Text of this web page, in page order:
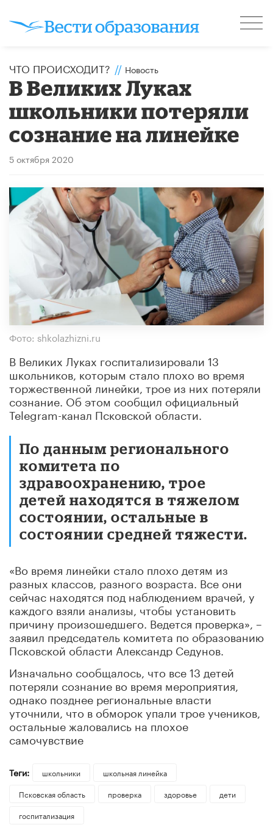
ЧТО ПРОИСХОДИТ? // Новость
В Великих Луках
школьники потеряли
сознание на линейке
5 октября 2020
Фото: shkolazhizni.ru
В Великих Луках госпитализировали 13
школьников, которым стало плохо во время
торжественной линейки, трое из них потеряли
сознание. Об этом сообщил официальный
Telegram-канал Псковской области.
По данным регионального
комитета по
здравоохранению, трое
детей находятся в тяжелом
состоянии, остальные в
состоянии средней тяжести.
«Во время линейки стало плохо детям из
разных классов, разного возраста. Все они
сейчас находятся под наблюдением врачей, у
каждого взяли анализы, чтобы установить
причину произошедшего. Ведется проверка», –
заявил председатель комитета по образованию
Псковской области Александр Седунов.
Изначально сообщалось, что все 13 детей
потеряли сознание во время мероприятия,
однако позднее региональные власти
уточнили, что в обморок упали трое учеников,
остальные жаловались на плохое
самочувствие
Теги: школьники
школьная линейка
Псковская область
проверка здоровье
дети
госпитализация